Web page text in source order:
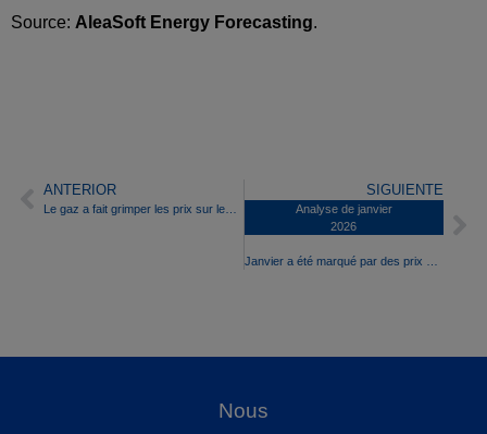
Source: AleaSoft Energy Forecasting.
ANTERIOR SIGUIENTE
Analyse de janvier
2026
Janvier a été marqué par des prix supérieurs à 100 €/MWh et des records de production d’énergies renouvelables sur les marchés électriques européens.
Nous